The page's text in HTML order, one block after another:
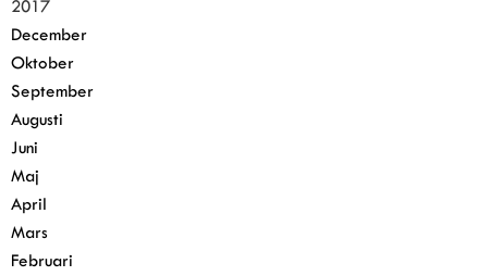
2017
December
Oktober
September
Augusti
Juni
Maj
April
Mars
Februari